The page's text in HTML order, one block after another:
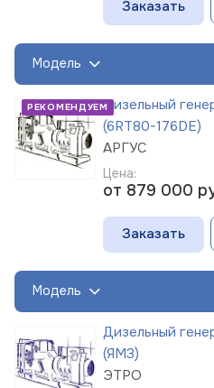
Заказать
Модель
РЕКОМЕНДУЕМДизельный
(6RT80-176DE)
АРГУС
Цена:
от 879 000
Заказать
Модель
Дизельный
(ЯМЗ)
ЭТРО